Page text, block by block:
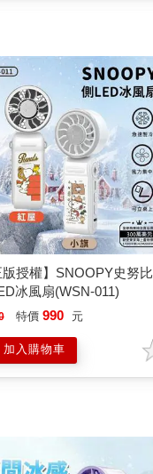
版授權】SNOOPY史努比
冰風扇(WSN-011)
特價 990 元
加入購物車